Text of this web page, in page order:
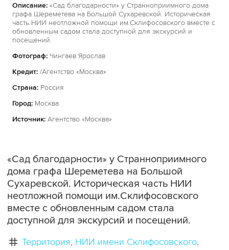
Описание: «Сад благодарности» у Странноприимного дома
графа Шереметева на Большой Сухаревской. Историческая
часть НИИ неотложной помощи им.Склифосовского вместе с
обновленным садом стала доступной для экскурсий и
посещений.
Фотограф: Чингаев Ярослав
Кредит: /Агентство «Москва»
Страна: Россия
Город: Москва
Источник: Агентство «Москва»
«Сад благодарности» у Странноприимного
дома графа Шереметева на Большой
Сухаревской. Историческая часть НИИ
неотложной помощи им.Склифосовского
вместе с обновленным садом стала
доступной для экскурсий и посещений.
Территория НИИ имени Склифосовского